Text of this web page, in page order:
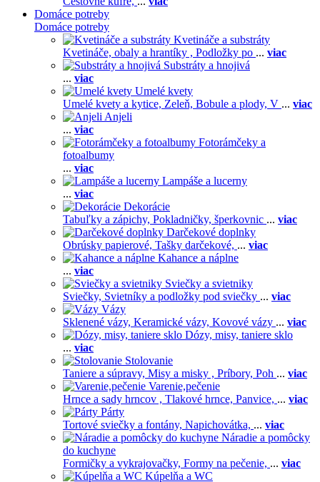
Domáce potreby
Domáce potreby
Kvetináče a substráty
Kvetináče, obaly a hrantíky , Podložky po ... viac
Substráty a hnojivá
... viac
Umelé kvety
Umelé kvety a kytice, Zeleň, Bobule a plody, V ... viac
Anjeli
... viac
Fotorámčeky a
fotoalbumy
... viac
Lampáše a lucerny
... viac
Dekorácie
Tabuľky a zápichy, Pokladničky, šperkovnic ... viac
Darčekové doplnky
Obrúsky papierové, Tašky darčekové, ... viac
Kahance a náplne
... viac
Sviečky a svietniky
Sviečky, Svietníky a podložky pod sviečky ... viac
Vázy
Sklenené vázy, Keramické vázy, Kovové vázy ... viac
Dózy, misy, taniere sklo
... viac
Stolovanie
Taniere a súpravy, Misy a misky , Príbory, Poh ... viac
Varenie,pečenie
Hrnce a sady hrncov , Tlakové hrnce, Panvice, ... viac
Párty
Tortové sviečky a fontány, Napichovátka, ... viac
Náradie a pomôcky
do kuchyne
Formičky a vykrajovačky, Formy na pečenie, ... viac
Kúpelňa a WC